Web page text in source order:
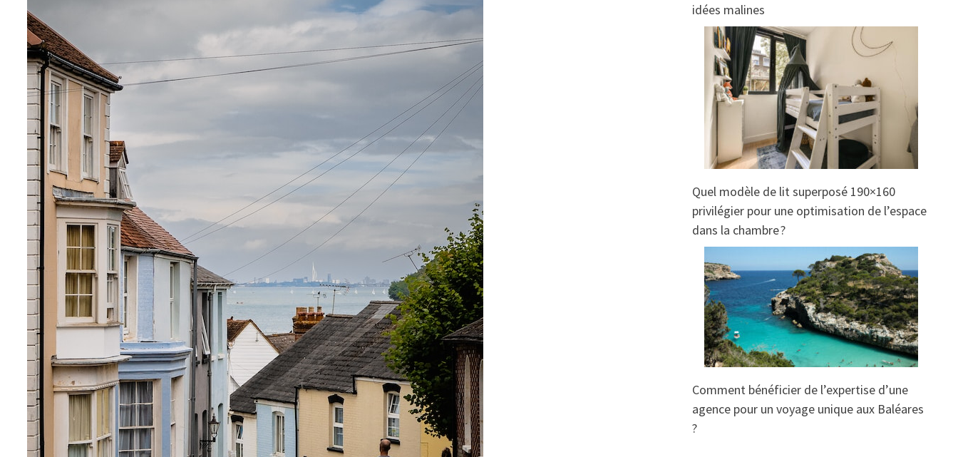
idées malines
Quel modèle de lit superposé 190×160
privilégier pour une optimisation de l’espace
dans la chambre ?
Comment bénéficier de l’expertise d’une
agence pour un voyage unique aux Baléares
?